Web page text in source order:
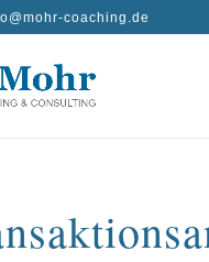
coaching.de